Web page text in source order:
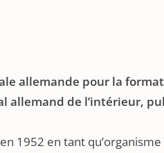
allemande pour la
allemand de l’intérieur,
1952 en tant qu’organisme